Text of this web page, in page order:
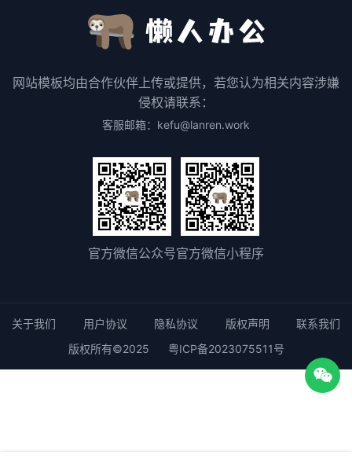
网站模板均由合作伙伴上传或提供，若您认为相关内容涉嫌
侵权请联系：
客服邮箱：kefu@lanren.work
官方微信公众号官方微信小程序
关于我们 用户协议 隐私协议 版权声明
联系我们
版权所有©2025
粤ICP备2023075511号